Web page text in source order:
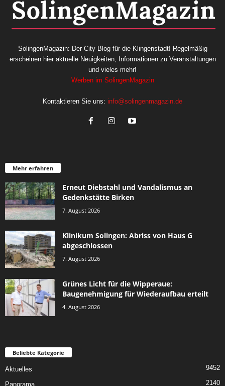
SolingenMagazin: Der City-Blog für die Klingenstadt! Regelmäßig
erscheinen hier aktuelle Neuigkeiten, Informationen zu Veranstaltungen
und vieles mehr!
Werben im SolingenMagazin
Kontaktieren Sie uns: info@solingenmagazin.de
Mehr erfahren
Erneut Diebstahl und Vandalismus an
Gedenkstätte Birken
7. August 2026
Klinikum Solingen: Abriss von Haus G
abgeschlossen
7. August 2026
Grünes Licht für die Wipperaue:
Baugenehmigung für Wiederaufbau erteilt
4. August 2026
Beliebte Kategorie
Aktuelles 9452
Panorama 2140